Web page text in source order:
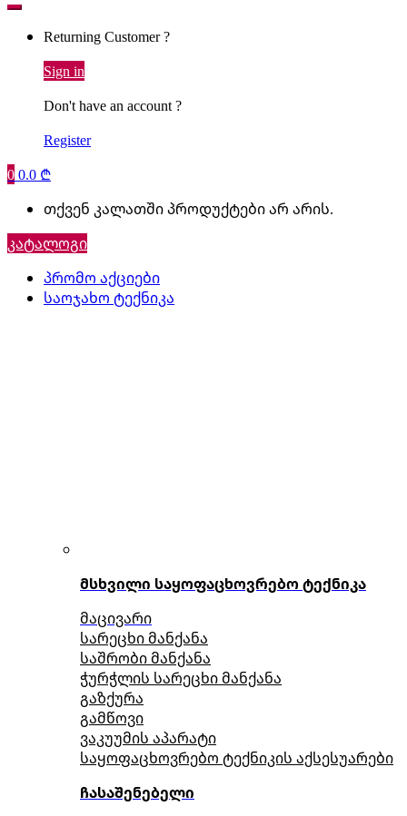
Returning Customer ?
Sign in
Don't have an account ?
Register
00.0 ₾
თქვენ კალათში პროდუქტები არ არის.
კატალოგი
პრომო აქციები
საოჯახო ტექნიკა
მსხვილი საყოფაცხოვრებო ტექნიკა
მაცივარი
სარეცხი მანქანა
საშრობი მანქანა
ჭურჭლის სარეცხი მანქანა
გაზქურა
გამწოვი
ვაკუუმის აპარატი
საყოფაცხოვრებო ტექნიკის აქსესუარები
ჩასაშენებელი